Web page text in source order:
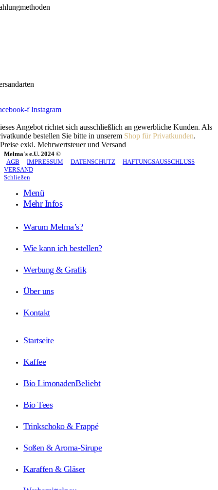
f Instagram
Angebot richtet sich ausschließlich an gewerbliche Kunden. Als
bestellen Sie bitte in unserem Shop für Privatkunden.
exkl. Mehrwertsteuer und Versand
Melma's e.U. 2024 ©
AGB
IMPRESSUM DATENSCHUTZ
HAFTUNGSAUSSCHLUSS
VERSAND
Schließen
Menü
Mehr Infos
Warum Melma’s?
Wie kann ich bestellen?
Werbung & Grafik
Über uns
Kontakt
Startseite
Kaffee
Bio LimonadenBeliebt
Bio Tees
Trinkschoko & Frappé
Soßen & Aroma-Sirupe
Karaffen & Gläser